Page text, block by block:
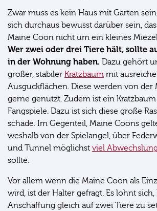
Zwar muss es kein Haus mit Garten
sich durchaus bewusst darüber sein,
Maine Coon nicht um ein kleines
Wer zwei oder drei Tiere hält, sollte
in der Wohnung haben. Dazu gehört
großer, stabiler Kratzbaum mit
Ausguckflächen. Diese werden von der
gerne genutzt. Zudem ist ein
Fangspiele. Dazu ist sich diese große
schade. Im Gegenteil, Maine Coons
weshalb von der Spielangel, über
und Tunnel möglichst viel
sollte.
Vor allem wenn die Maine Coon als
wird, ist der Halter gefragt. Es lohnt sich,
Anschaffung gleich auf zwei Tiere zu